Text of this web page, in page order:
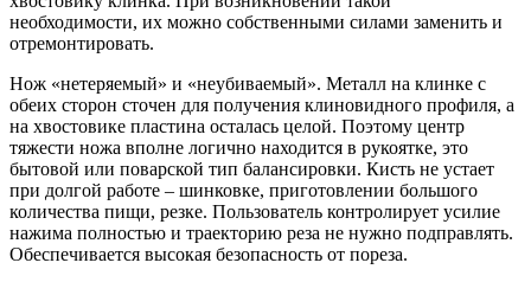
необходимости, их можно собственными силами заменить и
отремонтировать.
Нож «нетеряемый» и «неубиваемый». Металл на клинке с
обеих сторон сточен для получения клиновидного профиля, а
на хвостовике пластина осталась целой. Поэтому центр
тяжести ножа вполне логично находится в рукоятке, это
бытовой или поварской тип балансировки. Кисть не устает
при долгой работе – шинковке, приготовлении большого
количества пищи, резке. Пользователь контролирует усилие
нажима полностью и траекторию реза не нужно подправлять.
Обеспечивается высокая безопасность от пореза.